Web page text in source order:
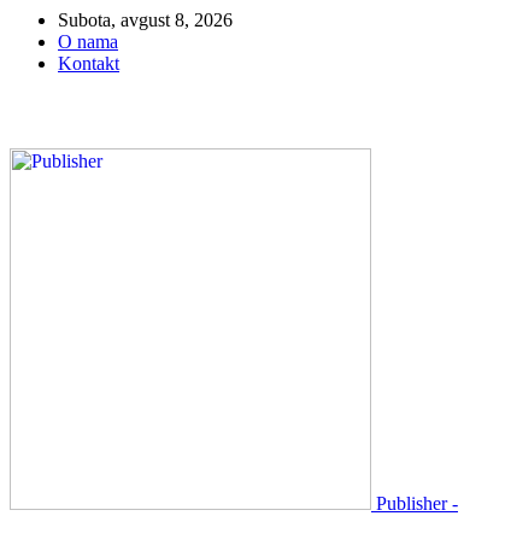
Subota, avgust 8, 2026
O nama
Kontakt
Publisher -